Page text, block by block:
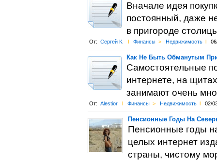
Вначале идея
постоянный, даже
в пригороде
От: Сергей К. l Финансы > Недвижимость l
Как Не Быть Обманутым
Самостоятельные
интернете, на
занимают очень
От: Alestior l Финансы > Недвижимость l 02/
Пенсионные Годы На
Пенсионные годы
целых интернет
страны, чистому